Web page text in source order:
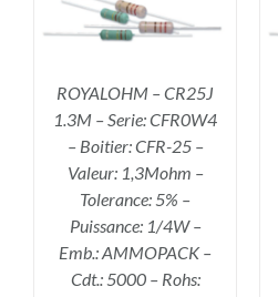
ROYALOHM – CR25J
1.3M – Serie: CFR0W4
– Boitier: CFR-25 –
Valeur: 1,3Mohm –
Tolerance: 5% –
Puissance: 1/4W –
Emb.: AMMOPACK –
Cdt.: 5000 – Rohs:
AJOUTER AU PANIER
/
DÉTAILS